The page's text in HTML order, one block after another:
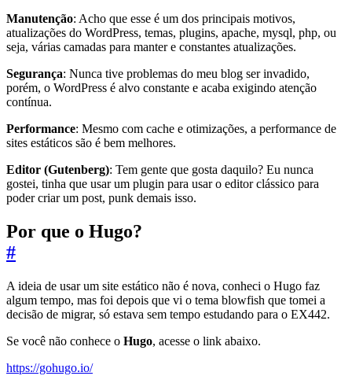
Manutenção: Acho que esse é um dos principais motivos,
atualizações do WordPress, temas, plugins, apache, mysql, php, ou
seja, várias camadas para manter e constantes atualizações.
Segurança: Nunca tive problemas do meu blog ser invadido,
porém, o WordPress é alvo constante e acaba exigindo atenção
contínua.
Performance: Mesmo com cache e otimizações, a performance de
sites estáticos são é bem melhores.
Editor (Gutenberg): Tem gente que gosta daquilo? Eu nunca
gostei, tinha que usar um plugin para usar o editor clássico para
poder criar um post, punk demais isso.
Por que o Hugo?
#
A ideia de usar um site estático não é nova, conheci o Hugo faz
algum tempo, mas foi depois que vi o tema blowfish que tomei a
decisão de migrar, só estava sem tempo estudando para o EX442.
Se você não conhece o Hugo, acesse o link abaixo.
https://gohugo.io/